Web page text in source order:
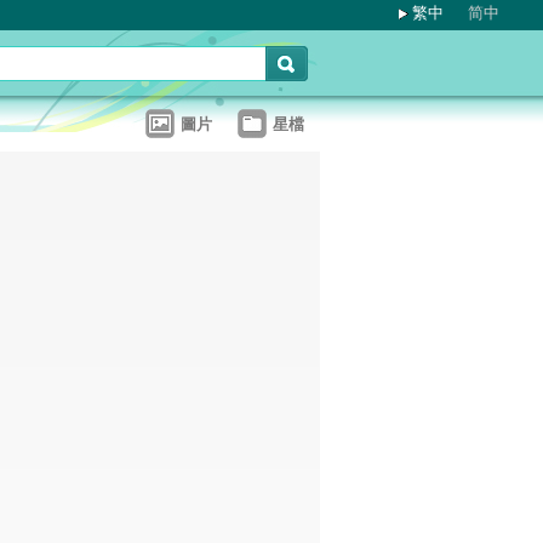
繁中 简中
圖片 星檔